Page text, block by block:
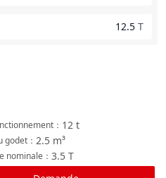
12.5 T
12 t
：
2.5 m³
godet ：
3.5 T
nominale ：